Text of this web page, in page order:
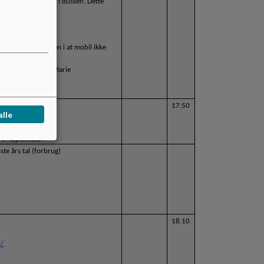
omkring skærm i dussen. Dette
også ændringen i at mobil ikke
Michelle og Marie
5. september.
17.50
års tal (forbrug)
18.10